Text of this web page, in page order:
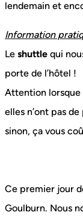
lendemain et
Information
Le shuttle qui
porte de l’hôtel !
Attention lorsque
elles n’ont pas
sinon, ça vous
Ce premier jour
Goulburn. Nous